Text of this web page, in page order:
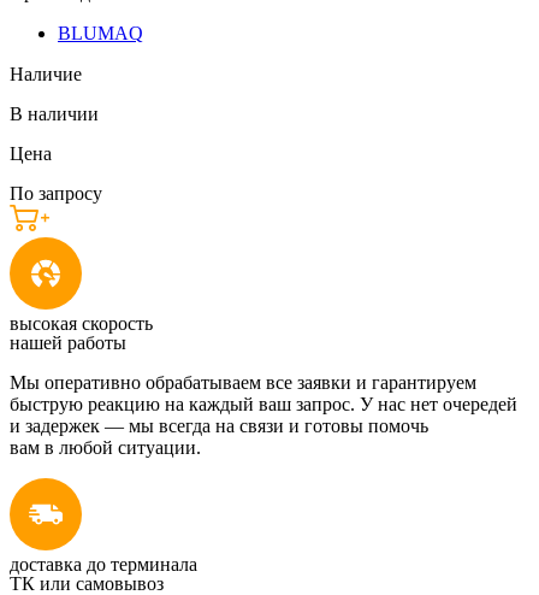
BLUMAQ
Наличие
В наличии
Цена
По запросу
высокая скорость
нашей работы
Мы оперативно обрабатываем все заявки и гарантируем
быструю реакцию на каждый ваш запрос. У нас нет очередей
и задержек — мы всегда на связи и готовы помочь
вам в любой ситуации.
доставка до терминала
ТК или самовывоз